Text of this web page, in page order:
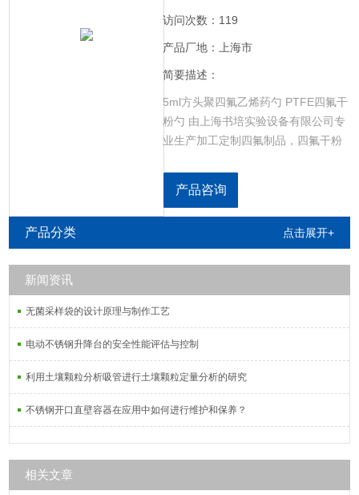
访问次数：119
产品厂地：上海市
简要描述：
5ml方头聚四氟乙烯药勺 PTFE四氟干
粉勺 由上海书培实验设备有限公司专
业生产加工定制四氟制品，四氟干粉
四氟取样桶/PTFE药勺/F4药勺各种规
格聚四氟乙烯离心管，聚四氟乙烯坩
埚，聚四氟乙烯烧杯，聚四氟乙烯搅
品，常规的规格都有现货，供货及
时，质量好。
产品咨询
产品分类 点击展开+
新闻资讯
无菌采样袋的设计原理与制作工艺
电动不锈钢升降台的安全性能评估与控制
利用土壤颗粒分析吸管进行土壤颗粒定量分析的研究
不锈钢开口直壁容器在应用中如何进行维护和保养？
相关文章